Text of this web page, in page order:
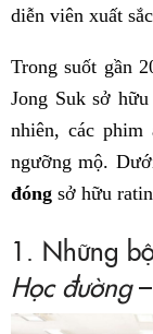
diễn viên xuất
Trong suốt gần
Jong Suk sở
nhiên, các phim
ngưỡng mộ.
đóng sở hữu
1. Những
Học đường–